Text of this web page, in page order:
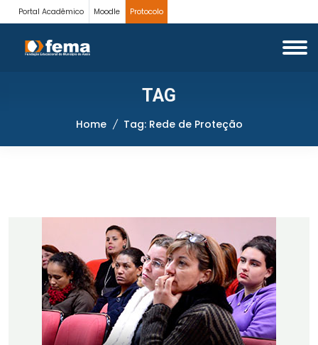
Portal Acadêmico Moodle Protocolo
TAG
Home Tag: Rede de Proteção